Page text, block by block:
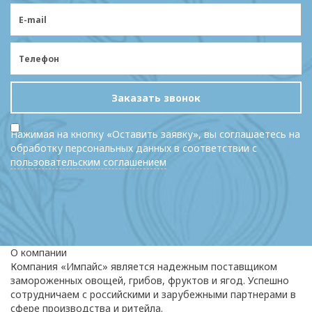
Заказать звонок
Нажимая на кнопку «Оставить заявку», вы соглашаетесь на
обработку персональных данных в соответствии с
пользовательским соглашением
О компании
Компания «Импайс» является надежным поставщиком
замороженных овощей, грибов, фруктов и ягод. Успешно
сотрудничаем с российскими и зарубежными партнерами в
сфере производства и ритейла.